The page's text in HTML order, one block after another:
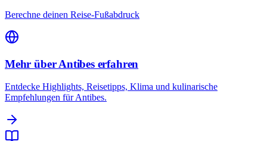
Berechne deinen Reise-Fußabdruck
Mehr über Antibes erfahren
Entdecke Highlights, Reisetipps, Klima und kulinarische
Empfehlungen für Antibes.